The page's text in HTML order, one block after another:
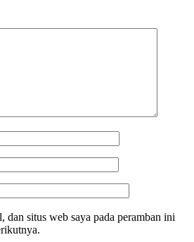
dan situs web saya pada peramban ini